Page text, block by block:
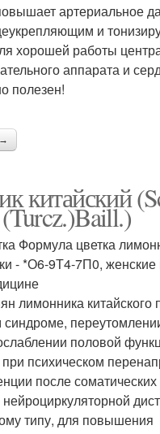
артериальное
и
хорошей работы
аппарата и
полезен!
китайский
Формула цветка
- *О6-9Т4-7П0, женские
лимонника китайского
синдроме,
половой
психическом
после
типу, для повышения